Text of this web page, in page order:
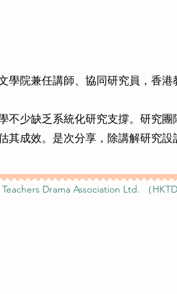
學院兼任講師、協同研究員，香
不少缺乏系統化研究支撐。研究
其成效。是次分享，除講解研究
Drama Association Ltd. （